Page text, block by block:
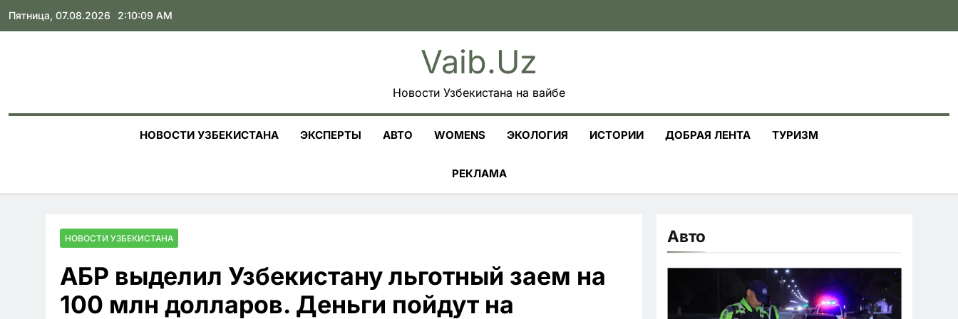
Skip
Пятница, 07.08.2026 2:10:10 AM
Vaib.uz
Новости Узбекистана на вайбе
НОВОСТИ УЗБЕКИСТАНА ЭКСПЕРТЫ АВТО WOMENS ЭКОЛОГИЯ ИСТОРИИ ДОБРАЯ ЛЕНТА ТУРИЗМ
РЕКЛАМА
НОВОСТИ УЗБЕКИСТАНА
АБР выделил Узбекистану льготный заем на
100 млн долларов. Деньги пойдут на
Авто